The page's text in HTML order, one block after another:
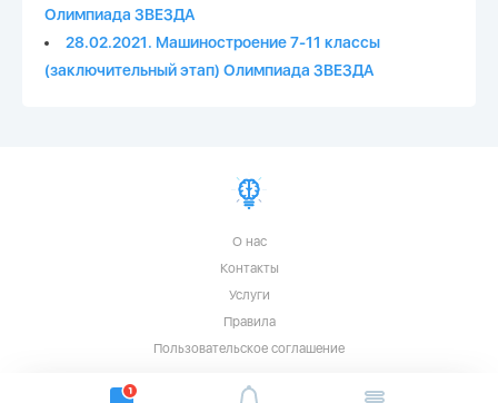
Олимпиада ЗВЕЗДА
28.02.2021. Машиностроение 7-11 классы
(заключительный этап) Олимпиада ЗВЕЗДА
О нас
Контакты
Услуги
Правила
Пользовательское соглашение